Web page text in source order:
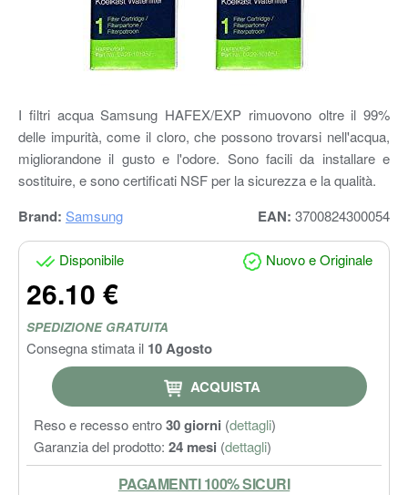
I filtri acqua Samsung HAFEX/EXP rimuovono oltre il 99%
delle impurità, come il cloro, che possono trovarsi nell'acqua,
migliorandone il gusto e l'odore. Sono facili da installare e
sostituire, e sono certificati NSF per la sicurezza e la qualità.
Brand: Samsung EAN: 3700824300054
Disponibile Nuovo e Originale
26.10 €
SPEDIZIONE GRATUITA
Consegna stimata il 10 Agosto
ACQUISTA
Reso e recesso entro30 giorni (dettagli)
Garanzia del prodotto: 24 mesi (dettagli)
PAGAMENTI 100% SICURI